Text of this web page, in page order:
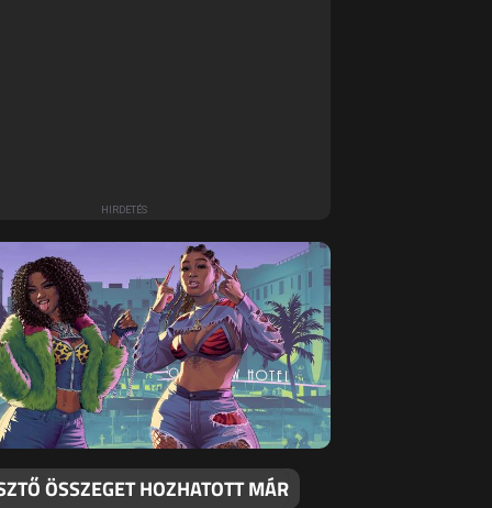
ÖSSZEGET HOZHATOTT MÁR